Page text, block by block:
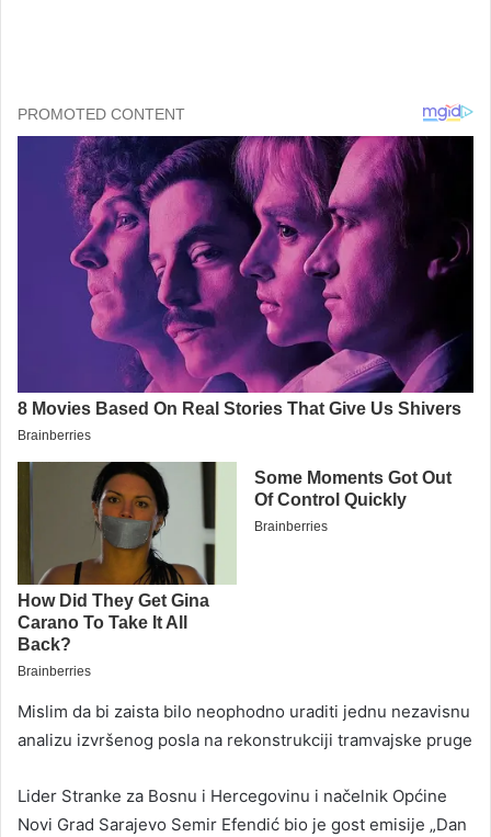
Mislim da bi zaista bilo neophodno uraditi jednu nezavisnu
analizu izvršenog posla na rekonstrukciji tramvajske pruge
Lider Stranke za Bosnu i Hercegovinu i načelnik Općine
Novi Grad Sarajevo Semir Efendić bio je gost emisije „Dan